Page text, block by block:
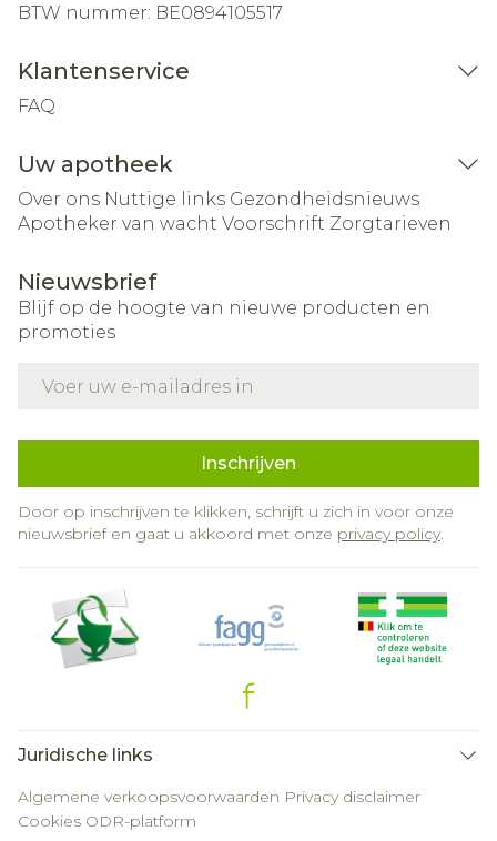
BTW nummer: BE0894105517
Klantenservice
FAQ
Uw apotheek
Over ons Nuttige links Gezondheidsnieuws
Apotheker van wacht Voorschrift Zorgtarieven
Nieuwsbrief
Blijf op de hoogte van nieuwe producten en
promoties
Inschrijven
Door op inschrijven te klikken, schrijft u zich in voor onze
nieuwsbrief en gaat u akkoord met onze privacy policy.
Juridische links
Algemene verkoopsvoorwaarden Privacy disclaimer
Cookies ODR-platform